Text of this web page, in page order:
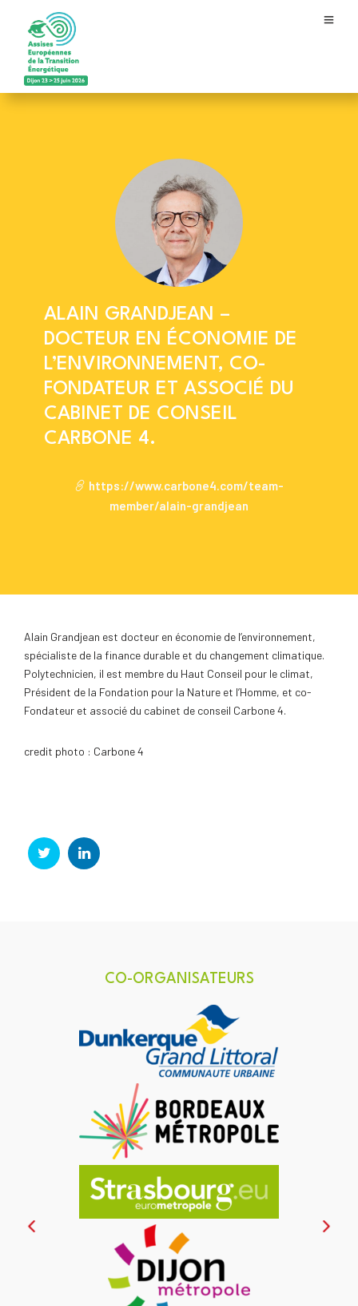
ALAIN GRANDJEAN –
DOCTEUR EN ÉCONOMIE DE
L’ENVIRONNEMENT, CO-
FONDATEUR ET ASSOCIÉ DU
CABINET DE CONSEIL
CARBONE 4.
https://www.carbone4.com/team-
member/alain-grandjean
Alain Grandjean est docteur en économie de l’environnement,
spécialiste de la finance durable et du changement climatique.
Polytechnicien, il est membre du Haut Conseil pour le climat,
Président de la Fondation pour la Nature et l’Homme, et co-
Fondateur et associé du cabinet de conseil Carbone 4.
credit photo : Carbone 4
CO-ORGANISATEURS